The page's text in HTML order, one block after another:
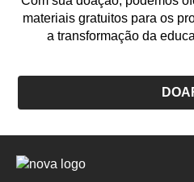
materiais gratuitos para os
a transformação da
Logo